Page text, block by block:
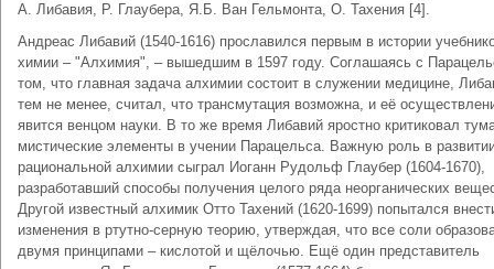
А. Либавия, Р. Глаубера, Я.Б. Ван Гельмонта, О. Тахения [4].
Андреас Либавий (1540-1616) прославился первым в истории
химии – "Алхимия", – вышедшим в 1597 году. Соглашаясь с
том, что главная задача алхимии состоит в служении медицине,
тем не менее, считал, что трансмутация возможна, и её
явится венцом науки. В то же время Либавий яростно критиковал
мистические элементы в учении Парацельса. Важную роль в
рациональной алхимии сыграл Иоганн Рудольф Глаубер (1604-1670),
разработавший способы получения целого ряда неорганических
Другой известный алхимик Отто Тахений (1620-1699) попытался
изменения в ртутно-серную теорию, утверждая, что все соли
двумя принципами – кислотой и щёлочью. Ещё один представитель